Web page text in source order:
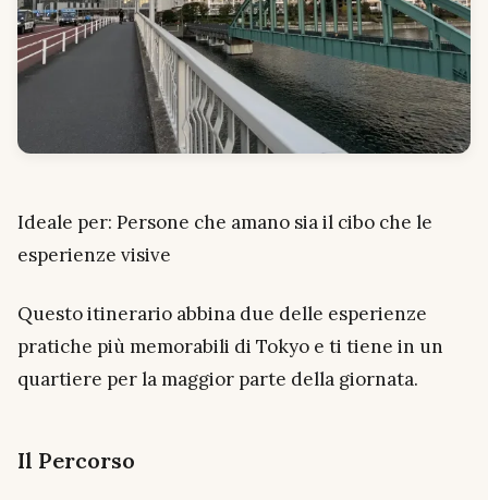
Ideale per: Persone che amano sia il cibo che le
esperienze visive
Questo itinerario abbina due delle esperienze
pratiche più memorabili di Tokyo e ti tiene in un
quartiere per la maggior parte della giornata.
Il Percorso